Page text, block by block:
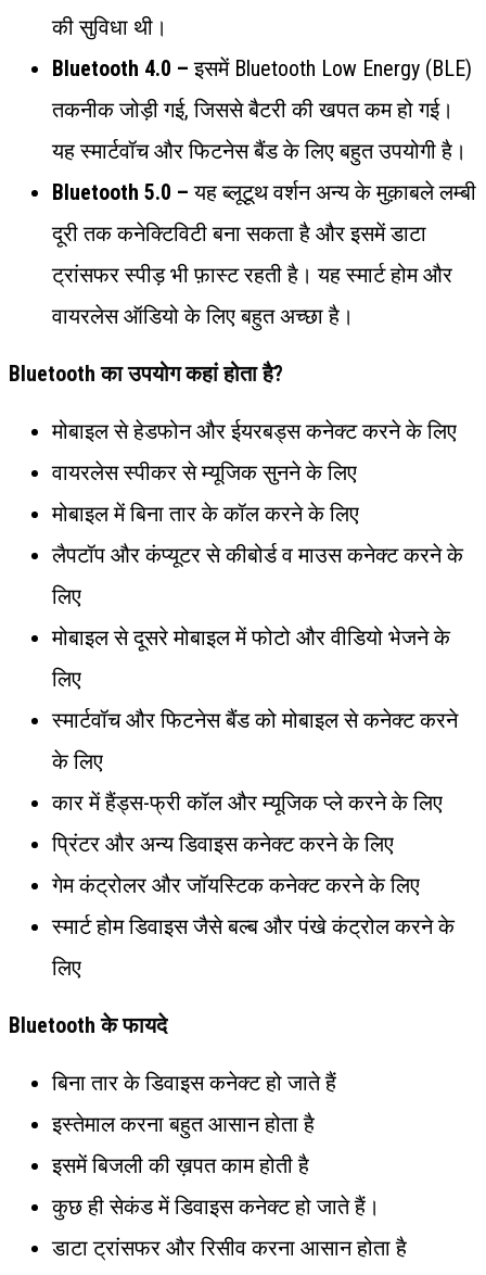
की सुविधा थी।
Bluetooth 4.0 – इसमें Bluetooth Low Energy (BLE)
तकनीक जोड़ी गई, जिससे बैटरी की खपत कम हो गई।
यह स्मार्टवॉच और फिटनेस बैंड के लिए बहुत उपयोगी है।
Bluetooth 5.0 – यह ब्लूटूथ वर्शन अन्य के मुक़ाबले लम्बी
दूरी तक कनेक्टिविटी बना सकता है और इसमें डाटा
ट्रांसफर स्पीड़ भी फ़ास्ट रहती है। यह स्मार्ट होम और
वायरलेस ऑडियो के लिए बहुत अच्छा है।
Bluetooth का उपयोग कहां होता है?
मोबाइल से हेडफोन और ईयरबड्स कनेक्ट करने के लिए
वायरलेस स्पीकर से म्यूजिक सुनने के लिए
मोबाइल में बिना तार के कॉल करने के लिए
लैपटॉप और कंप्यूटर से कीबोर्ड व माउस कनेक्ट करने के
लिए
मोबाइल से दूसरे मोबाइल में फोटो और वीडियो भेजने के
लिए
स्मार्टवॉच और फिटनेस बैंड को मोबाइल से कनेक्ट करने
के लिए
कार में हैंड्स-फ्री कॉल और म्यूजिक प्ले करने के लिए
प्रिंटर और अन्य डिवाइस कनेक्ट करने के लिए
गेम कंट्रोलर और जॉयस्टिक कनेक्ट करने के लिए
स्मार्ट होम डिवाइस जैसे बल्ब और पंखे कंट्रोल करने के
लिए
Bluetooth के फायदे
बिना तार के डिवाइस कनेक्ट हो जाते हैं
इस्तेमाल करना बहुत आसान होता है
इसमें बिजली की ख़पत काम होती है
कुछ ही सेकंड में डिवाइस कनेक्ट हो जाते हैं।
डाटा ट्रांसफर और रिसीव करना आसान होता है